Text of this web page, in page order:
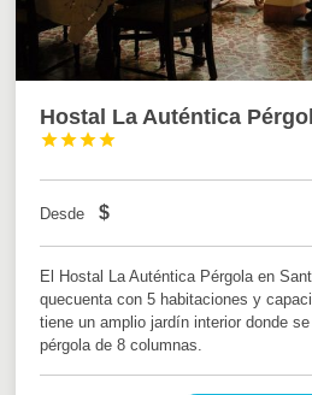
Hostal La Auténtica




Desde $
El Hostal La Auténtica Pérgola en
quecuenta con 5 habitaciones y
tiene un amplio jardín interior donde
pérgola de 8 columnas.